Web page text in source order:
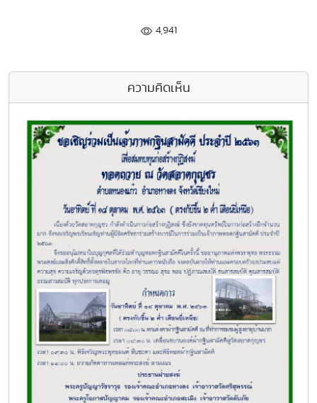
4,941
ความคิดเห็น